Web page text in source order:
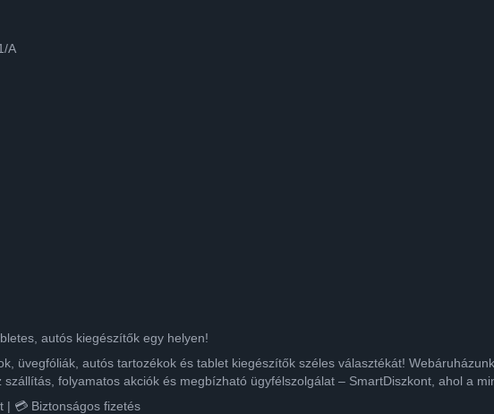
A
autós kiegészítők egy helyen!
üvegfóliák, autós tartozékok és tablet kiegészítők széles választékát!
folyamatos akciók és megbízható ügyfélszolgálat – SmartDiszkont, ahol a
| 💳 Biztonságos fizetés